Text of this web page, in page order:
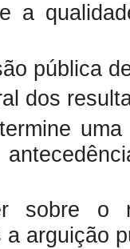
a
pública
dos
sobre o
arguição